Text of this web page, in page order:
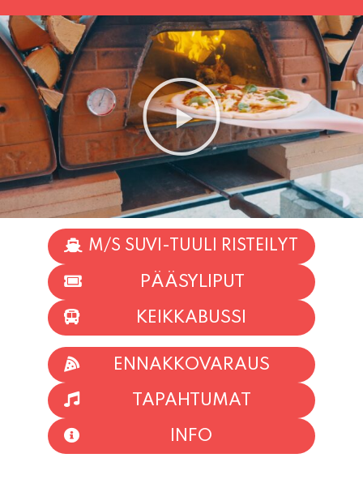
M/S SUVI-TUULI RISTEILYT
PÄÄSYLIPUT
KEIKKABUSSI
ENNAKKOVARAUS
TAPAHTUMAT
INFO